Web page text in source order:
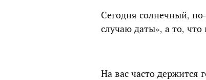
Сегодня солнечный,
случаю даты», а то,
На вас часто